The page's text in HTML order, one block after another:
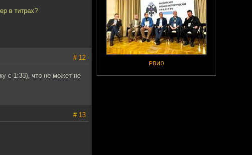
РВИО
в титрах?
# 12
с 1:33), что не может не
# 13